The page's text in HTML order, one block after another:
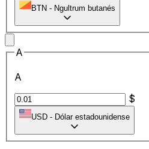
BTN - Ngultrum butanés
A
A
$
USD - Dólar estadounidense